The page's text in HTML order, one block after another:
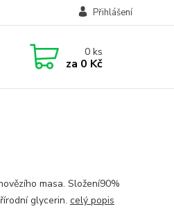
Přihlášení
0ks
za 0 Kč
masa. Složení90%
glycerin. celý popis